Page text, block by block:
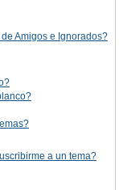
Amigos e Ignorados?
a un tema?